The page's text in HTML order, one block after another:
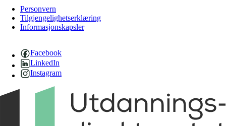
Personvern
Tilgjengelighetserklæring
Informasjonskapsler
Facebook
LinkedIn
Instagram